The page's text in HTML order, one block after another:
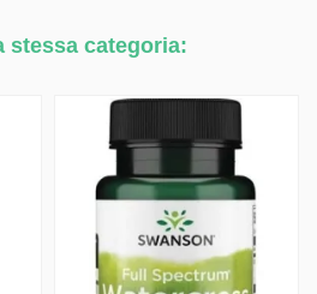
stessa categoria: